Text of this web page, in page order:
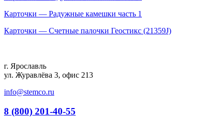
Карточки — Радужные камешки часть 1
Карточки — Счетные палочки Геостикс (21359J)
г. Ярославль
ул. Журавлёва 3, офис 213
info@stemco.ru
8 (800) 201-40-55